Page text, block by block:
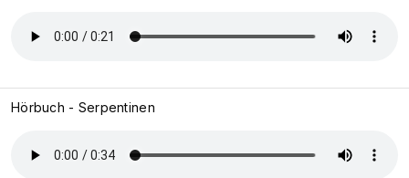
Hörbuch - Serpentinen